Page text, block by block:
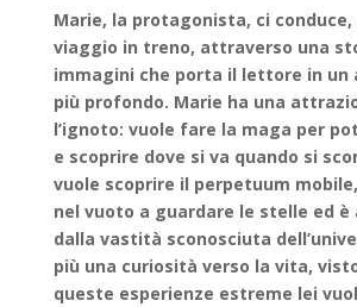
Marie, la protagonista, ci conduce,
viaggio in treno, attraverso una
immagini che porta il lettore in un
più profondo. Marie ha una
l’ignoto: vuole fare la maga per
e scoprire dove si va quando si
vuole scoprire il perpetuum
nel vuoto a guardare le stelle ed
dalla vastità sconosciuta
più una curiosità verso la vita,
queste esperienze estreme lei